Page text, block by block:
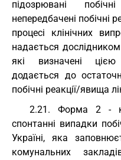
підозрювані
непередбачені побічні
процесі клінічних
надається
які визначені цією
додається до
побічні реакції/явища
2.21. Форма 2 -
спонтанні випадки
Україні, яка
комунальних